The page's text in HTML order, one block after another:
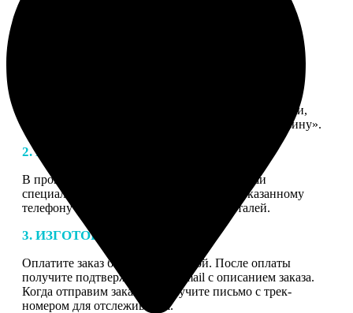
Нажмите «Сделать заказ», выберите тип продукции,
загрузите фотографии, нажмите «Добавить в корзину».
2. МАКЕТ
В процессе подготовки заказа к печати наши
специалисты могут связаться с Вами по указанному
телефону или email для согласования деталей.
3. ИЗГОТОВЛЕНИЕ
Оплатите заказ банковской картой. После оплаты
получите подтверждение на email с описанием заказа.
Когда отправим заказ вы получите письмо с трек-
номером для отслеживания.